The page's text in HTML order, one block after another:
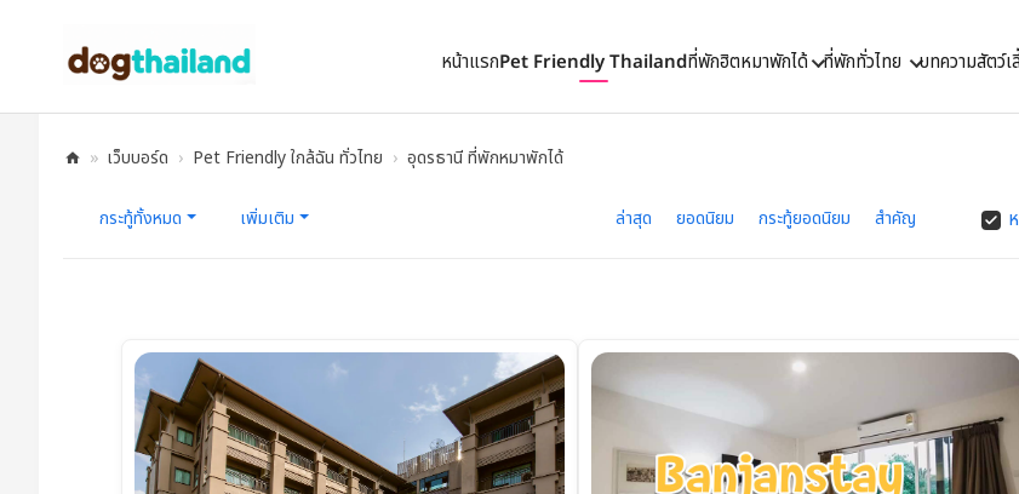
หน้าแรกPet Friendly Thailandที่พักฮิตหมาพักได้ ที่พักทั่วไทย บทความสัตว์เ
» เว็บบอร์ด › Pet Friendly ใกล้ฉัน ทั่วไทย › อุดรธานี ที่พักหมาพักได้
กระทู้ทั้งหมด เพิ่มเติม ล่าสุด ยอดนิยม กระทู้ยอดนิยม สำคัญ